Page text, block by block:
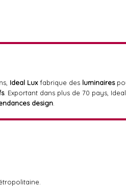
Ideal Luxfabrique des luminaires
. Exportant dans plus de 70 pays,
design